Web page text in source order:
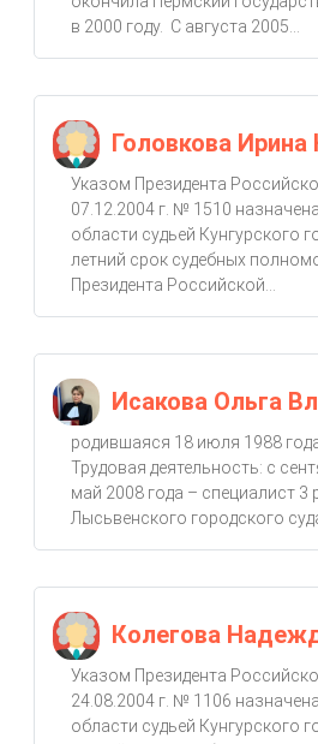
в 2000 году. С августа 2005...
Головкова Ирина
Указом Президента
07.12.2004 г. № 1510
области судьей Кунгурского
летний срок судебных
Президента Российской...
Исакова Ольга
родившаяся 18 июля 1988
Трудовая деятельность: с
май 2008 года – специалист 3
Лысьвенского городского
Колегова
Указом Президента
24.08.2004 г. № 1106
области судьей Кунгурского